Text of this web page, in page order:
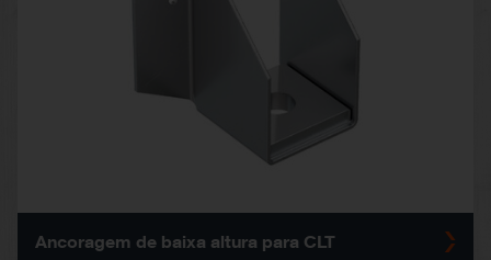
Ancoragem de baixa altura para CLT